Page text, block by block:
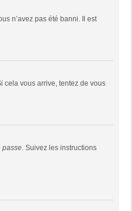
n’avez pas été banni. Il est
cela vous arrive, tentez de vous
passe. Suivez les instructions